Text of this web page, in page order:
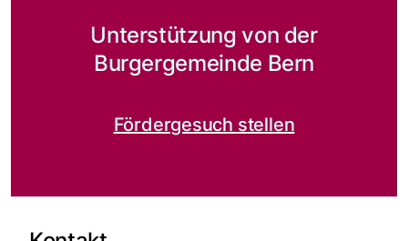
Unterstützung von der
Burgergemeinde Bern
Fördergesuch stellen